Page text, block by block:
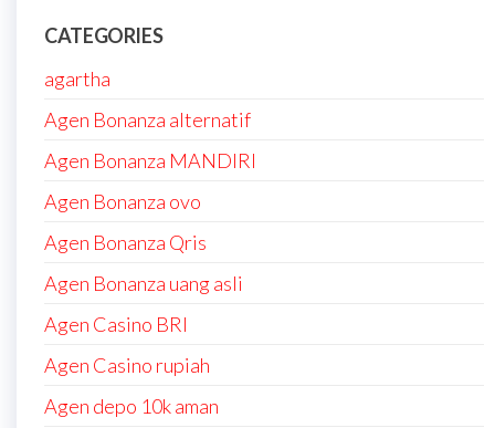
CATEGORIES
agartha
Agen Bonanza alternatif
Agen Bonanza MANDIRI
Agen Bonanza ovo
Agen Bonanza Qris
Agen Bonanza uang asli
Agen Casino BRI
Agen Casino rupiah
Agen depo 10k aman